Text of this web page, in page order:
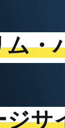
・
ジサ